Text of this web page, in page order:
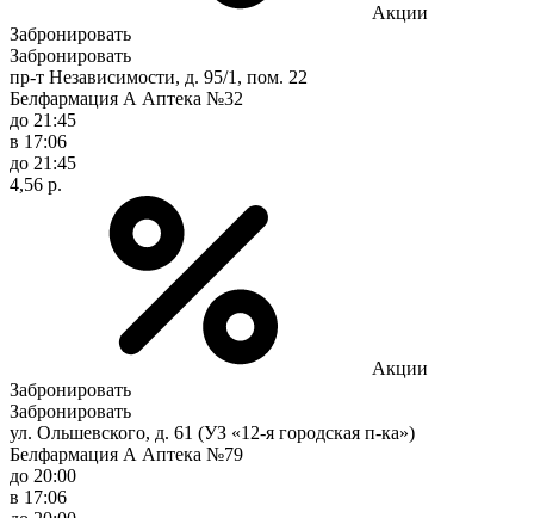
Акции
Забронировать
Забронировать
пр-т Независимости, д. 95/1, пом. 22
Белфармация А Аптека №32
до 21:45
в 17:06
до 21:45
4,56 р.
Акции
Забронировать
Забронировать
ул. Ольшевского, д. 61 (УЗ «12-я городская п-ка»)
Белфармация А Аптека №79
до 20:00
в 17:06